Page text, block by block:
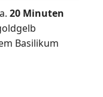
20 Minuten
Basilikum